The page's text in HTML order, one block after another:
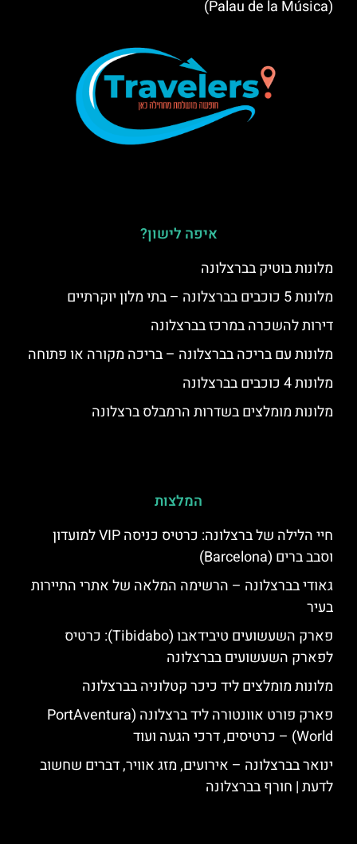
(Palau de la Música)
איפה לישון?
מלונות בוטיק בברצלונה
מלונות 5 כוכבים בברצלונה – בתי מלון יוקרתיים
דירות להשכרה במרכז בברצלונה
מלונות עם בריכה בברצלונה – בריכה מקורה או פתוחה
מלונות 4 כוכבים בברצלונה
מלונות מומלצים בשדרות הרמבלס ברצלונה
המלצות
חיי הלילה של ברצלונה: כרטיס כניסה VIP למועדון
וסבב ברים (Barcelona)
גאודי בברצלונה – הרשימה המלאה של אתרי התיירות
בעיר
פארק השעשועים טיבידאבו (Tibidabo): כרטיס
לפארק השעשועים בברצלונה
מלונות מומלצים ליד כיכר קטלוניה בברצלונה
פארק פורט אוונטורה ליד ברצלונה (PortAventura
World) – כרטיסים, דרכי הגעה ועוד
ינואר בברצלונה – אירועים, מזג אוויר, דברים שחשוב
לדעת | חורף בברצלונה